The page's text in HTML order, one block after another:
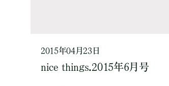
2015年04月23日
nice things.2015年6月号